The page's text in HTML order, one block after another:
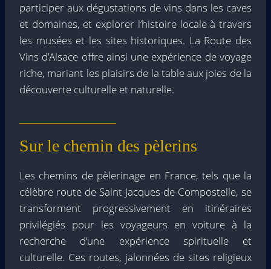
participer aux dégustations de vins dans les caves
et domaines, et explorer l’histoire locale à travers
les musées et les sites historiques. La Route des
Vins d’Alsace offre ainsi une expérience de voyage
riche, mariant les plaisirs de la table aux joies de la
découverte culturelle et naturelle.
Sur le chemin des pèlerins
Les chemins de pèlerinage en France, tels que la
célèbre route de Saint-Jacques-de-Compostelle, se
transforment progressivement en itinéraires
privilégiés pour les voyageurs en voiture à la
recherche d’une expérience spirituelle et
culturelle. Ces routes, jalonnées de sites religieux